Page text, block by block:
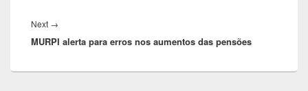
Next →
post:
MURPI alerta para erros nos aumentos das pensões